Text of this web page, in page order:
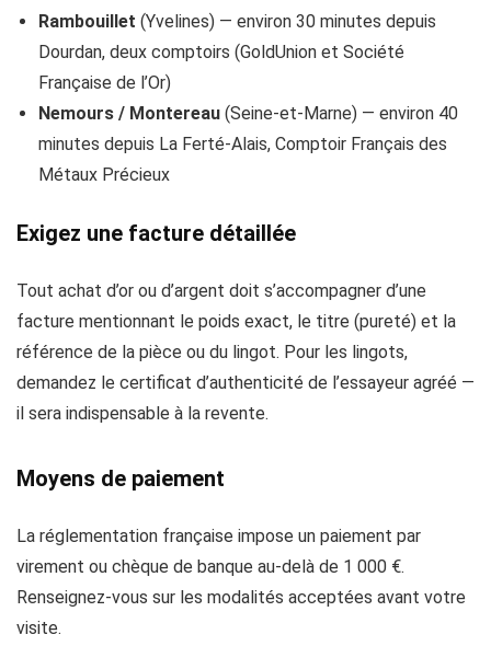
Rambouillet (Yvelines) — environ 30 minutes depuis
Dourdan, deux comptoirs (GoldUnion et Société
Française de l’Or)
Nemours / Montereau (Seine-et-Marne) — environ 40
minutes depuis La Ferté-Alais, Comptoir Français des
Métaux Précieux
Exigez une facture détaillée
Tout achat d’or ou d’argent doit s’accompagner d’une
facture mentionnant le poids exact, le titre (pureté) et la
référence de la pièce ou du lingot. Pour les lingots,
demandez le certificat d’authenticité de l’essayeur agréé —
il sera indispensable à la revente.
Moyens de paiement
La réglementation française impose un paiement par
virement ou chèque de banque au-delà de 1 000 €.
Renseignez-vous sur les modalités acceptées avant votre
visite.